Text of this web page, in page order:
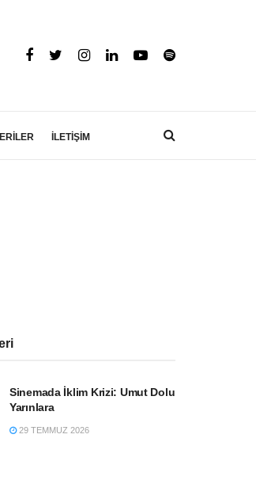
İLETİŞİM
Sinemada İklim Krizi: Umut Dolu
Yarınlara
29 TEMMUZ 2026